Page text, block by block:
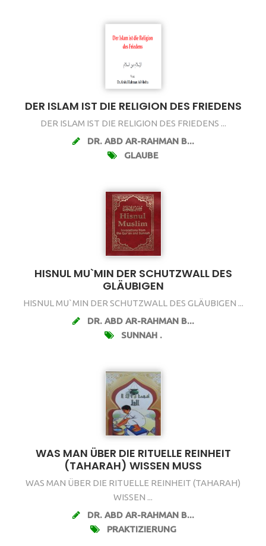
DER ISLAM IST DIE RELIGION DES FRIEDENS
DER ISLAM IST DIE RELIGION DES FRIEDENS ...
DR. ABD AR-RAHMAN B...
GLAUBE
HISNUL MU`MIN DER SCHUTZWALL DES
GLÄUBIGEN
HISNUL MU`MIN DER SCHUTZWALL DES GLÄUBIGEN ...
DR. ABD AR-RAHMAN B...
SUNNAH .
WAS MAN ÜBER DIE RITUELLE REINHEIT
(TAHARAH) WISSEN MUSS
WAS MAN ÜBER DIE RITUELLE REINHEIT (TAHARAH)
WISSEN ...
DR. ABD AR-RAHMAN B...
PRAKTIZIERUNG